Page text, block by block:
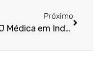
Próximo
PJ Médica em Indaiatuba: Por que o Carnê-Leão está destruindo sua renda de plantonista